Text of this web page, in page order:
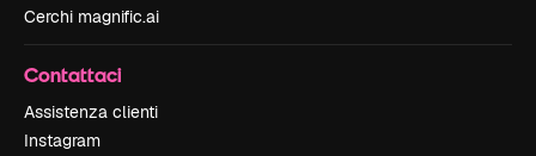
Cerchi magnific.ai
Contattaci
Assistenza clienti
Instagram